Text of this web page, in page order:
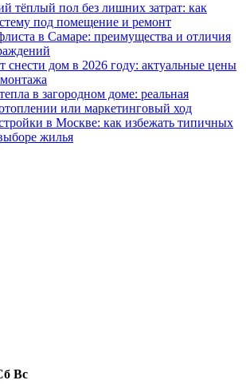
тёплый пол без лишних затрат: как
под помещение и ремонт
в Самаре: преимущества и отличия
снести дом в 2026 году: актуальные цены
в загородном доме: реальная
или маркетинговый ход
в Москве: как избежать типичных
жилья
Вс